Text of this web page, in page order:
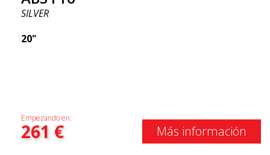
SILVER
20"
Empezando en:
261 € Más información